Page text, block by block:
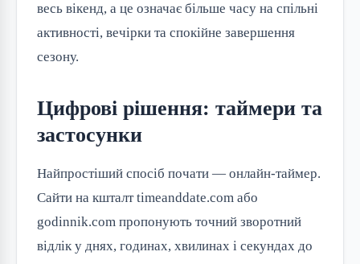
весь вікенд, а це означає більше часу на спільні
активності, вечірки та спокійне завершення
сезону.
Цифрові рішення: таймери та
застосунки
Найпростіший спосіб почати — онлайн-таймер.
Сайти на кшталт timeanddate.com або
godinnik.com пропонують точний зворотний
відлік у днях, годинах, хвилинах і секундах до